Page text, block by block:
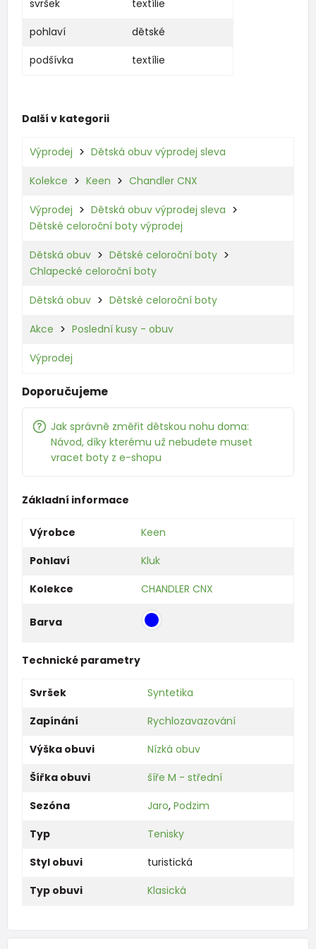
svršek
textílie
pohlaví
dětské
podšívka
textílie
Další v kategorii
Výprodej Dětská obuv výprodej sleva
Kolekce Keen Chandler CNX
Výprodej
Dětská obuv výprodej sleva
Dětské celoroční boty výprodej
Dětská obuv
Dětské celoroční boty
Chlapecké celoroční boty
Dětská obuv Dětské celoroční boty
Akce Poslední kusy - obuv
Výprodej
Doporučujeme
Jak správně změřit dětskou nohu doma:
Návod, díky kterému už nebudete muset
vracet boty z e-shopu
Základní informace
Výrobce
Keen
Pohlaví
Kluk
Kolekce
CHANDLER CNX
Barva
Technické parametry
Svršek
Syntetika
Zapínání
Rychlozavazování
Výška obuvi
Nízká obuv
Šířka obuvi
šíře M - střední
Sezóna
Jaro, Podzim
Typ
Tenisky
Styl obuvi
turistická
Typ obuvi
Klasická